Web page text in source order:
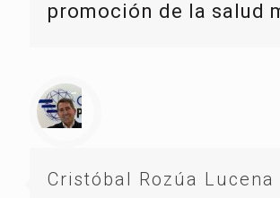
promoción de la salud
Cristóbal Rozúa Lucena